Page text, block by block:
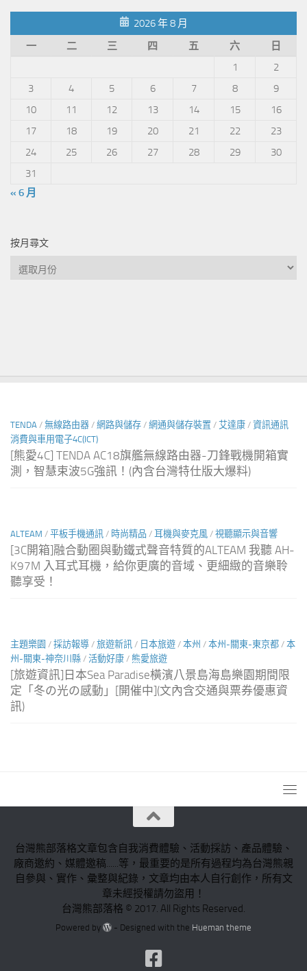
類
2026 年 8 月
一
二 三 四 五 六
日
1
2
3
4 5 6 7 8
9
10
11 12 13 14 15
16
17
18 19 20 21 22
23
24
25 26 27 28 29
30
31
« 6 月
按月尋文
按
TENDA / 無線路由器 / 網路與儲存 / 網通與儲存裝置 / 艾達康 / 資訊通訊
消費與車用電子4C(ICT)
[熊愛4C] TENDA AC18旗艦無線路由器-刀鋒戰機開箱實
測，智慧束波5G強訊！(內含台灣特仕版大爆料)
ALTEAM / 平板手機通訊 / 時尚精品 / 耳機與麥克風 / 視聽顯示與音響
[3C開箱]融合動圈與動鐵式聲音特質的ALTEAM 我聽 AH-
K97M 入耳式耳機，給你更廣的音域、更細緻的音樂聆
聽享受！
主題樂園 / 採訪報導 / 旅遊新訊 / 日本旅遊 / 本州 / 本州-關東-東京都 / 本
州-關東-神奈川縣 / 活動好康 / 熊愛旅遊
[旅遊資訊]日本Sea Paradise橫濱八景島海島樂園期間限
定「冬の光の感動」[開催中](文內含交通與票券優惠資
訊)
台灣熊部落格文章包含自我消費體驗、活動採訪、產品體驗、
廠商邀約、媒體邀稿......等，最重要的是所有過程均為台灣熊親
自參與、實作、彙整與紀錄，文章均由本人自行創作，所有文
章未經授權請勿盜用！
台灣熊部落格 © 2017. All Rights Reserved.
Powered by - Designed with the Hueman theme